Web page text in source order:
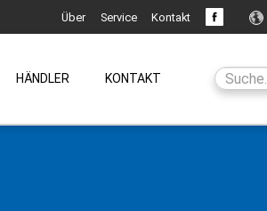
Über Service Kontakt
HÄNDLER KONTAKT